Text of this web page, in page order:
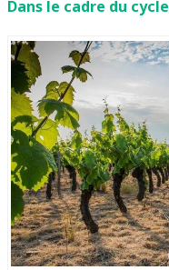
Dans le cadre du cycle